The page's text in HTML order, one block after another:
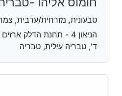
טבעונית, מזרחית/ערבית,
הניאון 4 - תחנת הדלק
ד', טבריה עילית, טבריה